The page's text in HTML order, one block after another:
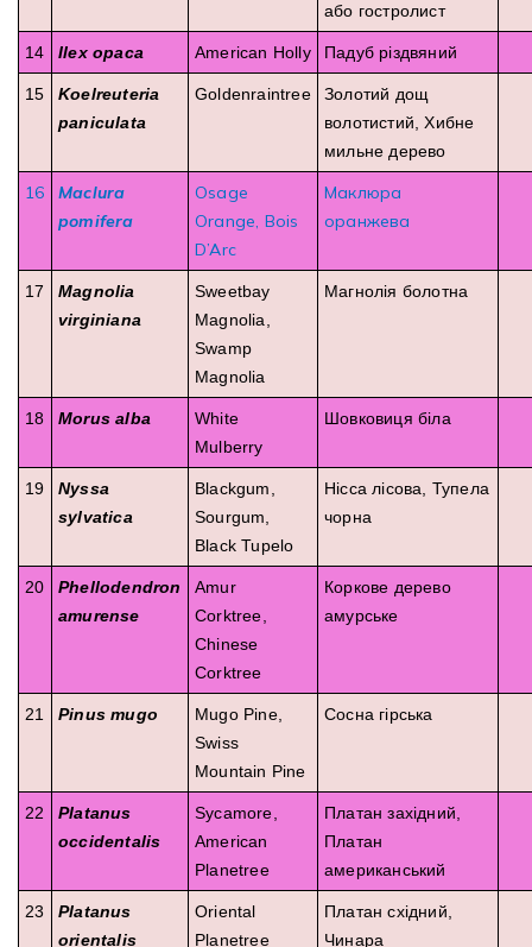
або гостролист
14 Ilex opaca American Holly Падуб різдвяний
15
Koelreuteria
paniculata
Goldenraintree
Золотий дощ
волотистий, Хибне
мильне дерево
16
Maclura
pomifera
Osage
Orange, Bois
D’Arc
Маклюра
оранжева
17
Magnolia
virginiana
Sweetbay
Magnolia,
Swamp
Magnolia
Магнолія болотна
18 Morus alba
White
Mulberry
Шовковиця біла
19
Nyssa
sylvatica
Blackgum,
Sourgum,
Black Tupelo
Нісса лісова, Тупела
чорна
20
Phellodendron
amurense
Amur
Corktree,
Chinese
Corktree
Коркове дерево
амурське
21 Pinus mugo
Mugo Pine,
Swiss
Mountain Pine
Сосна гірська
22
Platanus
occidentalis
Sycamore,
American
Planetree
Платан західний,
Платан
американський
23
Platanus
orientalis
Oriental
Planetree
Платан східний,
Чинара